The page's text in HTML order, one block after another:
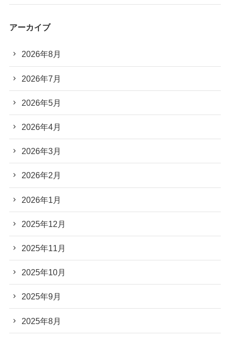
アーカイブ
2026年8月
2026年7月
2026年5月
2026年4月
2026年3月
2026年2月
2026年1月
2025年12月
2025年11月
2025年10月
2025年9月
2025年8月